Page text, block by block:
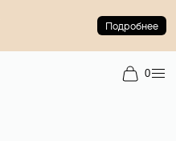
Подробнее
0